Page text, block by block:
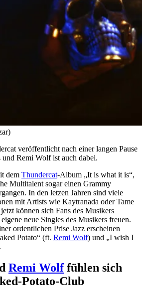
veröffentlicht nach einer langen Pause
Remi Wolf ist auch dabei.
dem Thundercat-Album „It is what it is“,
Multitalent sogar einen Grammy
In den letzen Jahren sind viele
mit Artists wie Kaytranada oder Tame
können sich Fans des Musikers
neue Singles des Musikers freuen.
ordentlichen Prise Jazz erscheinen
Potato“ (ft. Remi Wolf) und „I wish I
Remi Wolffühlen sich
Potato-Club